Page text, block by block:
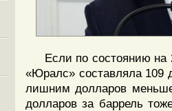
Если по состоянию на
«Юралс» составляла 109
лишним долларов
долларов за баррель